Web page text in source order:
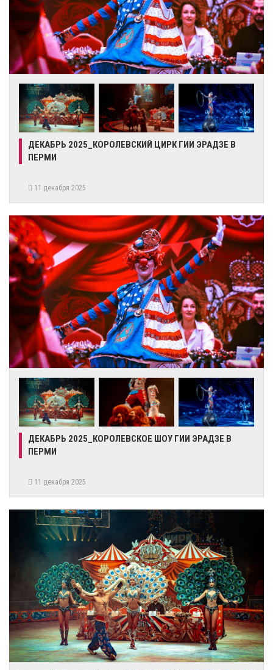
ДЕКАБРЬ 2025_КОРОЛЕВСКИЙ ЦИРК ГИИ ЭРАДЗЕ В
ПЕРМИ
11 декабря 2025
ДЕКАБРЬ 2025_КОРОЛЕВСКОЕ ШОУ ГИИ ЭРАДЗЕ В
ПЕРМИ
11 декабря 2025